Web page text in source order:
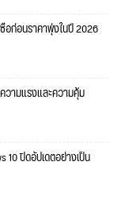
อก่อนราคาพุ่งในปี 2026
วามแรงและความคุ้ม
10 ปิดอัปเดตอย่างเป็น